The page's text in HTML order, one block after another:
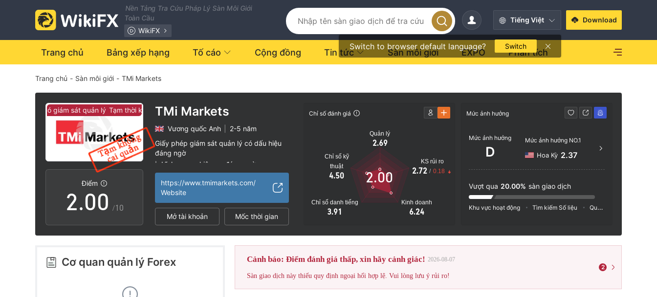
Nền Tảng Tra Cứu Pháp Lý Sàn Môi Giới
Toàn Cầu
WikiFX
Tiếng Việt
Switch to browser default language? Switch
Download
Trang chủ Bảng xếp hạng Tố cáo Cộng đồng Tin tức Sàn môi giới EXPO Phân tích
Trang chủ - Sàn môi giới - TMi Markets
không có giám sát quản lý Tạm thời không có giám sát quản lý
Điểm
0
1
2
3
4
.0
1
2
0
1
2
/10
TMi Markets
Vương quốc Anh
2-5 năm
Giấy phép giám sát quản lý có dấu hiệu
đáng ngờ
| Lĩnh vực nghiệp vụ đáng ngờ
|
https://www.tmimarkets.com/
Website
Mở tài khoản Mốc thời gian
Chỉ số đánh giá
Quản lý
2.69
Chỉ số kỹ
thuật
4.50
Chỉ số danh tiếng
3.91
Kinh doanh
6.24
KS rủi ro
2.72 / 0.18
2.00
Mức ảnh hưởng
Mức ảnh hưởng
D
Mức ảnh hưởng NO.1
Hoa Kỳ 2.37
Vượt qua 20.00% sàn giao dịch
Khu vực hoạt động Tìm kiếm Số liệu Quảng cáo
Cơ quan quản lý Forex Cảnh báo: Điểm đánh giá thấp, xin hãy cảnh giác! 2026-08-07
Sàn giao dịch này thiếu quy định ngoại hối hợp lệ. Vui lòng lưu ý rủi ro!
2